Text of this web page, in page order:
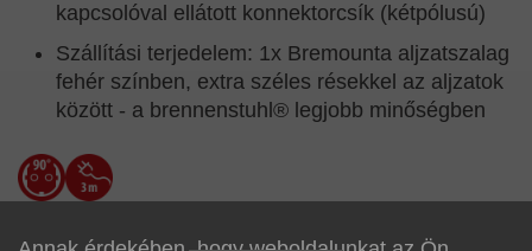
kapcsolóval ellátott konnektorcsík (kétpólusú)
Szállítási terjedelem: 1x Bremounta aljzatszalag
fehér színben, extra széles résekkel az aljzatok
között - a brennenstuhl® legjobb minőségben